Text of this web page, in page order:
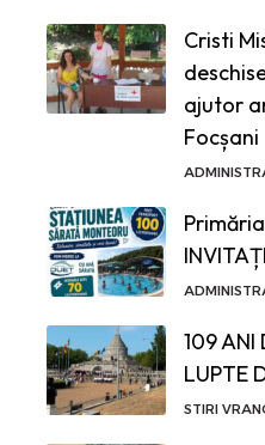
Cristi
ajutor
Focșani
109 ANI
LUPTE
STIRI